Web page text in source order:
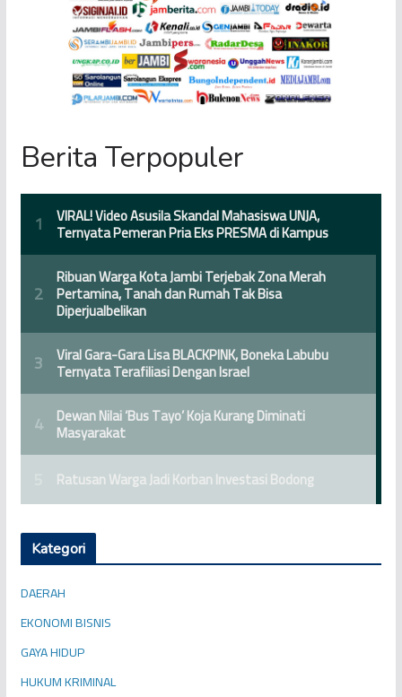
Berita Terpopuler
Kategori
DAERAH
EKONOMI BISNIS
GAYA HIDUP
HUKUM KRIMINAL